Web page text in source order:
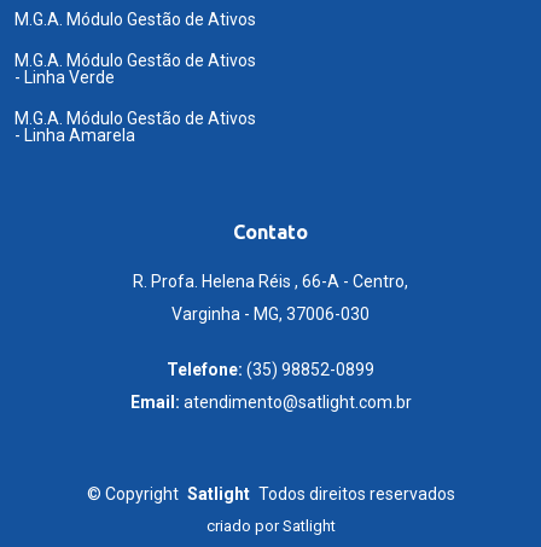
M.G.A. Módulo Gestão de Ativos
M.G.A. Módulo Gestão de Ativos
- Linha Verde
M.G.A. Módulo Gestão de Ativos
- Linha Amarela
Contato
R. Profa. Helena Réis , 66-A - Centro,
Varginha - MG, 37006-030
Telefone: (35) 98852-0899
Email: atendimento@satlight.com.br
© Copyright Satlight Todos direitos reservados
criado porSatlight